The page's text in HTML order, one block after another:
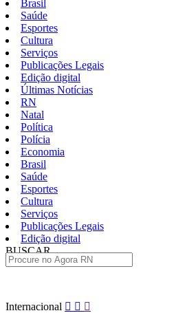
Brasil
Saúde
Esportes
Cultura
Serviços
Publicações Legais
Edição digital
Últimas Notícias
RN
Natal
Política
Polícia
Economia
Brasil
Saúde
Esportes
Cultura
Serviços
Publicações Legais
Edição digital
BUSCAR
Pular
Internacional